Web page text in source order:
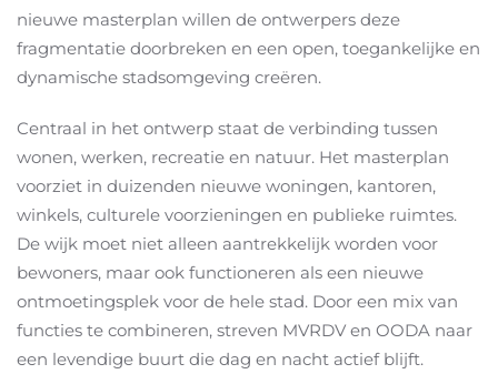
nieuwe masterplan willen de ontwerpers deze
fragmentatie doorbreken en een open, toegankelijke en
dynamische stadsomgeving creëren.
Centraal in het ontwerp staat de verbinding tussen
wonen, werken, recreatie en natuur. Het masterplan
voorziet in duizenden nieuwe woningen, kantoren,
winkels, culturele voorzieningen en publieke ruimtes.
De wijk moet niet alleen aantrekkelijk worden voor
bewoners, maar ook functioneren als een nieuwe
ontmoetingsplek voor de hele stad. Door een mix van
functies te combineren, streven MVRDV en OODA naar
een levendige buurt die dag en nacht actief blijft.